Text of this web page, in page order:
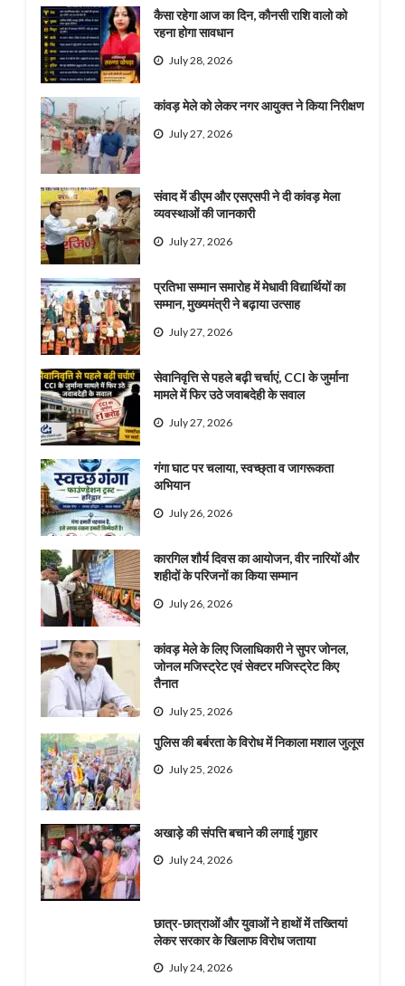
कैसा रहेगा आज का दिन, कौनसी राशि वालो को
रहना होगा सावधान
July 28, 2026
कांवड़ मेले को लेकर नगर आयुक्त ने किया निरीक्षण
July 27, 2026
संवाद में डीएम और एसएसपी ने दी कांवड़ मेला
व्यवस्थाओं की जानकारी
July 27, 2026
प्रतिभा सम्मान समारोह में मेधावी विद्यार्थियों का
सम्मान, मुख्यमंत्री ने बढ़ाया उत्साह
July 27, 2026
सेवानिवृत्ति से पहले बढ़ी चर्चाएं, CCI के जुर्माना
मामले में फिर उठे जवाबदेही के सवाल
July 27, 2026
गंगा घाट पर चलाया, स्वच्छ्ता व जागरूकता
अभियान
July 26, 2026
कारगिल शौर्य दिवस का आयोजन, वीर नारियों और
शहीदों के परिजनों का किया सम्मान
July 26, 2026
कांवड़ मेले के लिए जिलाधिकारी ने सुपर जोनल,
जोनल मजिस्ट्रेट एवं सेक्टर मजिस्ट्रेट किए
तैनात
July 25, 2026
पुलिस की बर्बरता के विरोध में निकाला मशाल जुलूस
July 25, 2026
अखाड़े की संपत्ति बचाने की लगाई गुहार
July 24, 2026
छात्र-छात्राओं और युवाओं ने हाथों में तख्तियां
लेकर सरकार के खिलाफ विरोध जताया
July 24, 2026